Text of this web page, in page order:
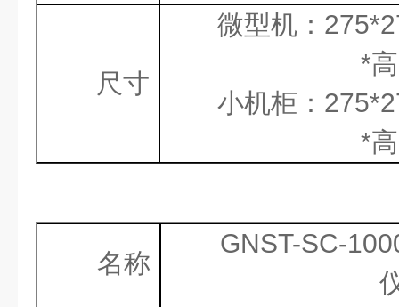
尺寸
微型机：
*
小机柜：
*
名称
GNST-SC-